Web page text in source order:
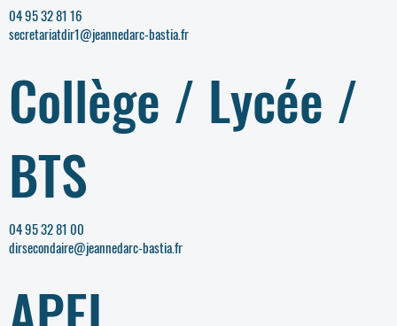
04 95 32 81 16
secretariatdir1@jeannedarc-bastia.fr
Collège / Lycée /
BTS
04 95 32 81 00
dirsecondaire@jeannedarc-bastia.fr